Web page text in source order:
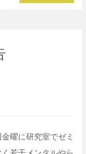
曜に研究室でゼミ